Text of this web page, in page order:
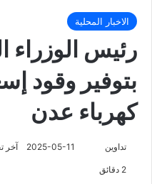
الاخبار المحلية
رئيس الوزراء
بتوفير وقود
كهرباء عدن
تداوين 2025-05-11 آخر